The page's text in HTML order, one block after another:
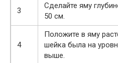
3
Сделайте яму
50 см.
4
Положите в яму
шейка была на
выше.